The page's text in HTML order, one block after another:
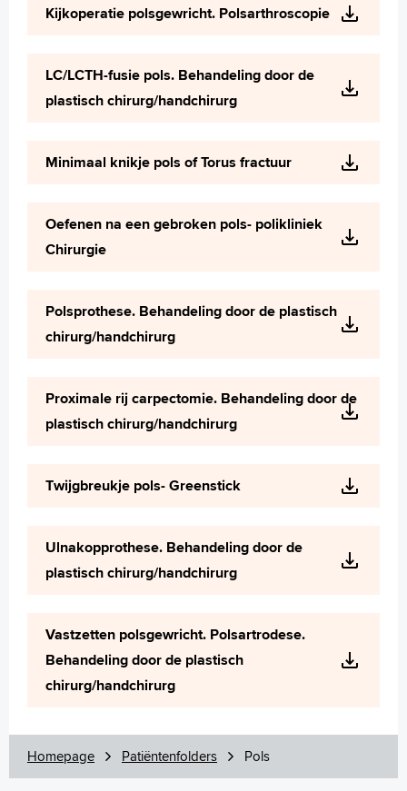
Kijkoperatie polsgewricht. Polsarthroscopie
LC/LCTH-fusie pols. Behandeling door de
plastisch chirurg/handchirurg
Minimaal knikje pols of Torus fractuur
Oefenen na een gebroken pols- polikliniek
Chirurgie
Polsprothese. Behandeling door de plastisch
chirurg/handchirurg
Proximale rij carpectomie. Behandeling door de
plastisch chirurg/handchirurg
Twijgbreukje pols- Greenstick
Ulnakopprothese. Behandeling door de
plastisch chirurg/handchirurg
Vastzetten polsgewricht. Polsartrodese.
Behandeling door de plastisch
chirurg/handchirurg
Homepage Patiëntenfolders Pols